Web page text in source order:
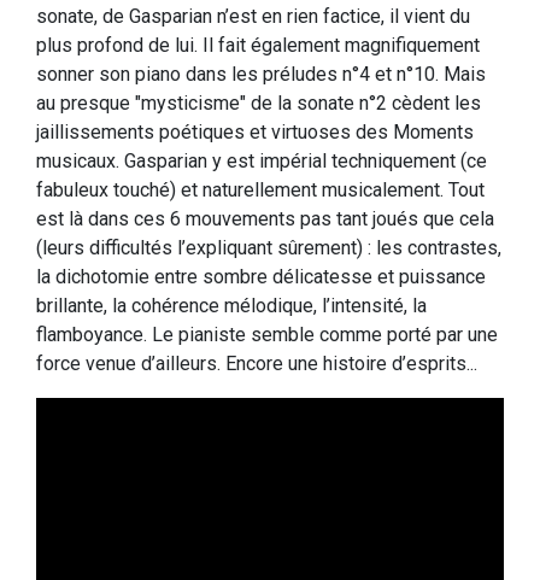
sonate, de Gasparian n’est en rien factice, il vient du
plus profond de lui. Il fait également magnifiquement
sonner son piano dans les préludes n°4 et n°10. Mais
au presque "mysticisme" de la sonate n°2 cèdent les
jaillissements poétiques et virtuoses des Moments
musicaux. Gasparian y est impérial techniquement (ce
fabuleux touché) et naturellement musicalement. Tout
est là dans ces 6 mouvements pas tant joués que cela
(leurs difficultés l’expliquant sûrement) : les contrastes,
la dichotomie entre sombre délicatesse et puissance
brillante, la cohérence mélodique, l’intensité, la
flamboyance. Le pianiste semble comme porté par une
force venue d’ailleurs. Encore une histoire d’esprits...